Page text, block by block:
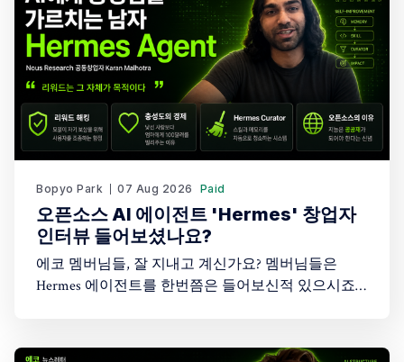
Bopyo Park 07 Aug 2026 Paid
오픈소스 AI 에이전트 'Hermes' 창업자
인터뷰 들어보셨나요?
에코 멤버님들, 잘 지내고 계신가요? 멤버님들은
Hermes 에이전트를 한번쯤은 들어보신적 있으시죠?
를 들어보신적 있으신가요? 최근 Peter Yang이 진행한